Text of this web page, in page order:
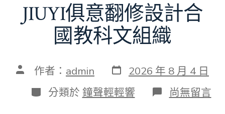
JIUYI俱意翻修設計合
國教科文組織
文 作者： admin 發
表
日
期
2026 年 8 月 4 日
分
類
分類於 鐘聲輕輕響 在
〈american
尚無留言